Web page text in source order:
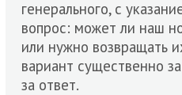
генерального, с
вопрос: может ли наш
или нужно возвращать
вариант существенно
за ответ.